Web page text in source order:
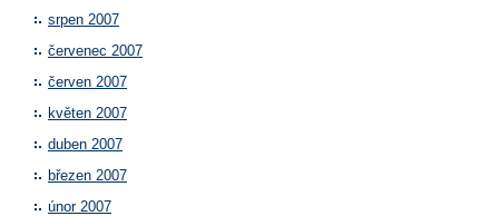
srpen 2007
červenec 2007
červen 2007
květen 2007
duben 2007
březen 2007
únor 2007